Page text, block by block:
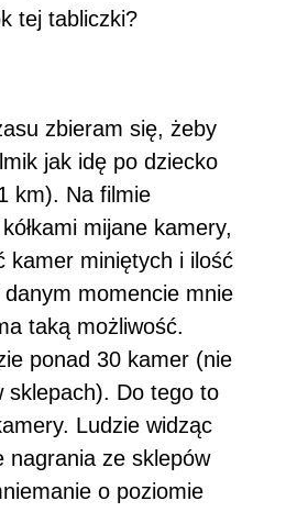
tej tabliczki?
zbieram się, żeby
jak idę po dziecko
km). Na filmie
mijane kamery,
kamer miniętych i ilość
momencie mnie
taką możliwość.
ponad 30 kamer (nie
sklepach). Do tego to
Ludzie widząc
nagrania ze sklepów
o poziomie